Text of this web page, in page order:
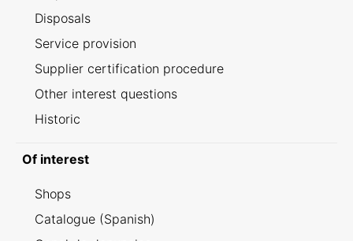
Disposals
Service provision
Supplier certification procedure
Other interest questions
Historic
Of interest
Shops
Catalogue (Spanish)